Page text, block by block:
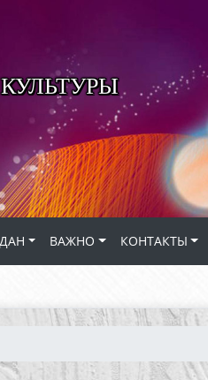
ВАЖНО КОНТАКТЫ